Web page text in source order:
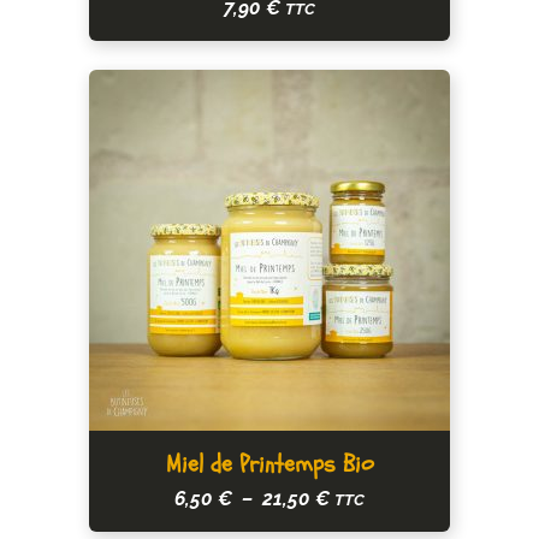
7,90 € TTC
Miel de Printemps Bio
6,50 € – 21,50 €Plage
TTC